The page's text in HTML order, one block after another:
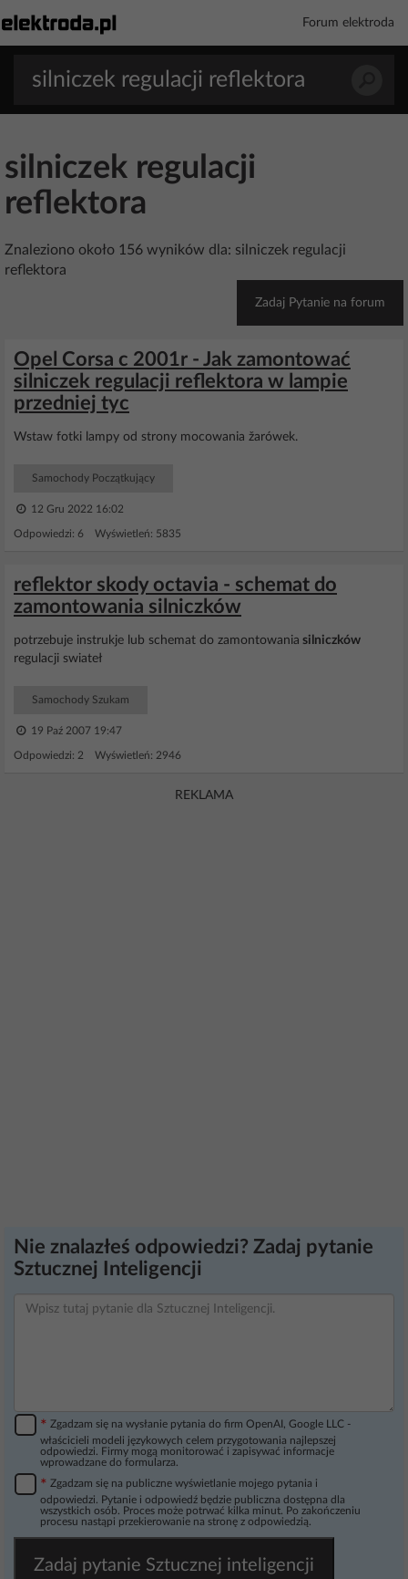
Forum elektroda
silniczek regulacji
reflektora
Znaleziono około 156 wyników dla: silniczek regulacji
reflektora
Zadaj Pytanie na forum
Opel Corsa c 2001r - Jak zamontować
silniczek regulacji reflektora w lampie
przedniej tyc
Wstaw fotki lampy od strony mocowania žarówek.
Samochody Początkujący
12 Gru 2022 16:02
Odpowiedzi: 6 Wyświetleń: 5835
reflektor skody octavia - schemat do
zamontowania silniczków
potrzebuje instrukje lub schemat do zamontowania silniczków
regulacji swiateł
Samochody Szukam
19 Paź 2007 19:47
Odpowiedzi: 2 Wyświetleń: 2946
REKLAMA
Nie znalazłeś odpowiedzi? Zadaj pytanie
Sztucznej Inteligencji
* Zgadzam się na wysłanie pytania do firm OpenAI, Google LLC -
właścicieli modeli językowych celem przygotowania najlepszej
odpowiedzi. Firmy mogą monitorować i zapisywać informacje
wprowadzane do formularza.
* Zgadzam się na publiczne wyświetlanie mojego pytania i
odpowiedzi. Pytanie i odpowiedź będzie publiczna dostępna dla
wszystkich osób. Proces może potrwać kilka minut. Po zakończeniu
procesu nastąpi przekierowanie na stronę z odpowiedzią.
Zadaj pytanie Sztucznej inteligencji